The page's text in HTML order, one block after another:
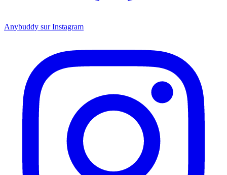
Anybuddy sur Instagram